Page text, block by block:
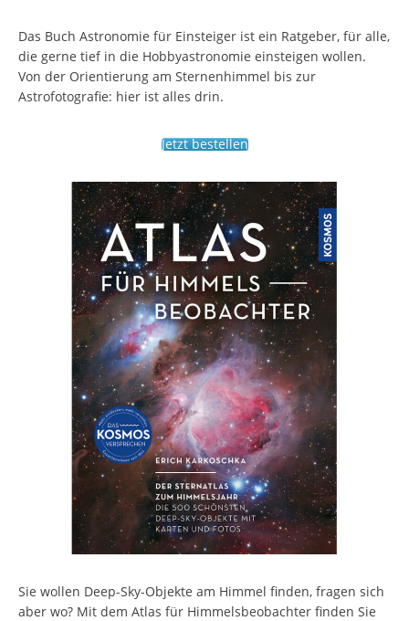
Das Buch Astronomie für Einsteiger ist ein Ratgeber, für alle,
die gerne tief in die Hobbyastronomie einsteigen wollen.
Von der Orientierung am Sternenhimmel bis zur
Astrofotografie: hier ist alles drin.
Jetzt bestellen
Sie wollen Deep-Sky-Objekte am Himmel finden, fragen sich
aber wo? Mit dem Atlas für Himmelsbeobachter finden Sie